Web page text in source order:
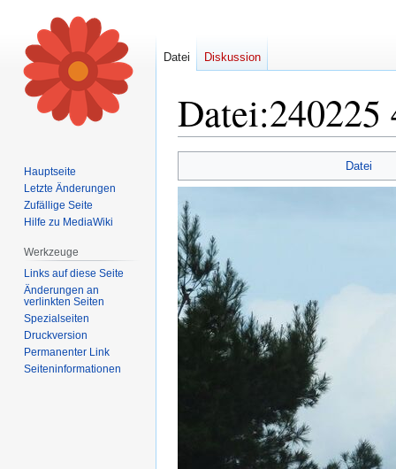
Datei:240225
Navigation
springen
Suche
springen
Datei
Datei Diskussion
Hauptseite
Letzte Änderungen
Zufällige Seite
Hilfe zu MediaWiki
Werkzeuge
Links auf diese Seite
Änderungen an
verlinkten Seiten
Spezialseiten
Druckversion
Permanenter Link
Seiten­informationen